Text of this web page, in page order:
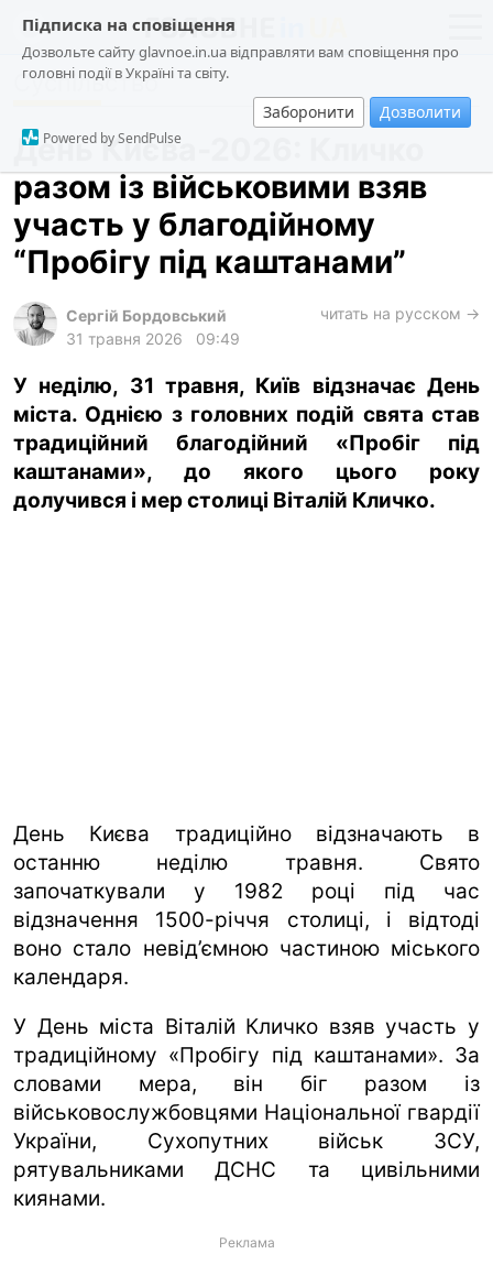
Підписка на сповіщення
Дозвольте сайту glavnoe.in.ua відправляти вам сповіщення про
головні події в Україні та світу.
Заборонити Дозволити
Powered by SendPulse
новини
про проєкт
суспільство
події
кримінал
техно
харків
архів
gambling
Суспільство
День Києва-2026: Кличко
разом із військовими взяв
участь у благодійному
“Пробігу під каштанами”
Сергій Бордовський
31 травня 2026
09:49
читать на русском →
У неділю, 31 травня, Київ відзначає День
міста. Однією з головних подій свята став
традиційний благодійний «Пробіг під
каштанами», до якого цього року
долучився і мер столиці Віталій Кличко.
День Києва традиційно відзначають в
останню неділю травня. Свято
започаткували у 1982 році під час
відзначення 1500-річчя столиці, і відтоді
воно стало невід’ємною частиною міського
календаря.
У День міста Віталій Кличко взяв участь у
традиційному «Пробігу під каштанами». За
словами мера, він біг разом із
військовослужбовцями Національної гвардії
України, Сухопутних військ ЗСУ,
рятувальниками ДСНС та цивільними
киянами.
Реклама